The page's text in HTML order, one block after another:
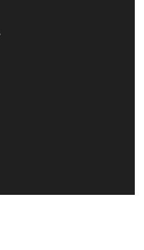
© 2024 | Todos los